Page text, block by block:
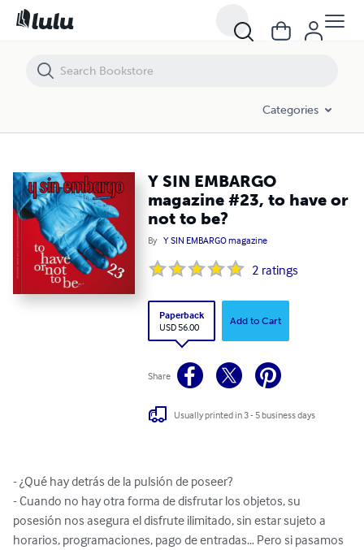
Categories
Y SIN EMBARGO
magazine #23, to have or
not to be?
By Y SIN EMBARGO magazine
2 ratings
Paperback
USD 56.00
Add to Cart
Share
Usually printed in 3 - 5 business days
- ¿Qué hay detrás de la pulsión de poseer?
- Cuando no hay otra forma de disfrutar los objetos, su
posesión nos asegura el disfrute ilimitado, sin estar sujeto a
horarios, programaciones, pago de entradas… Pero si pasamos
Y SIN EMBARGO magazine #23, to have or not to be?